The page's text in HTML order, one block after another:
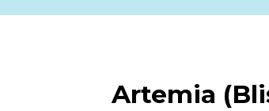
Artemia